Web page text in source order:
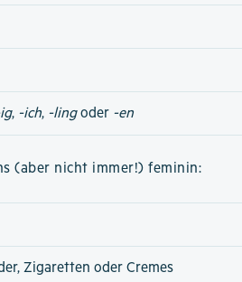
, -ich, -lingoder -en
(aber nicht immer!) feminin:
Zigaretten oder Cremes